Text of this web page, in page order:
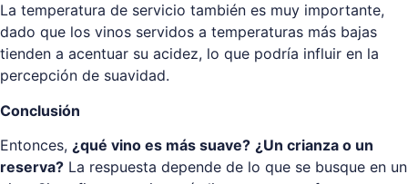
La temperatura de servicio también es muy importante,
dado que los vinos servidos a temperaturas más bajas
tienden a acentuar su acidez, lo que podría influir en la
percepción de suavidad.
Conclusión
Entonces, ¿qué vino es más suave? ¿Un crianza o un
reserva? La respuesta depende de lo que se busque en un